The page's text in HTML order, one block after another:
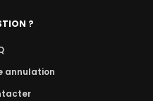
?
annulation